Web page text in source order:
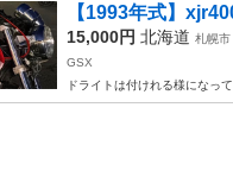
【1993年式】
15,000円 北海道 札幌市
GSX
ドライトは付けれる様になっ